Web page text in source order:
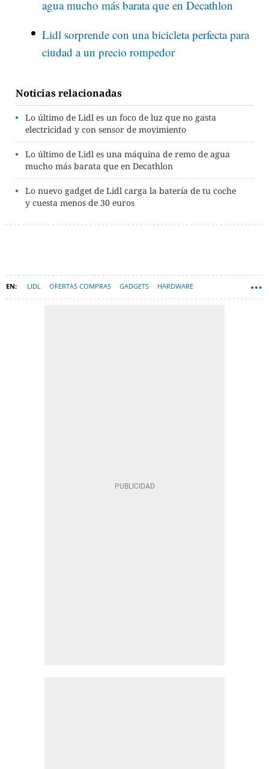
agua mucho más barata que en Decathlon
Lidl sorprende con una bicicleta perfecta para
ciudad a un precio rompedor
Noticias relacionadas
Lo último de Lidl es un foco de luz que no gasta
electricidad y con sensor de movimiento
Lo último de Lidl es una máquina de remo de agua
mucho más barata que en Decathlon
Lo nuevo gadget de Lidl carga la batería de tu coche
y cuesta menos de 30 euros
LIDL OFERTAS COMPRAS GADGETS HARDWARE